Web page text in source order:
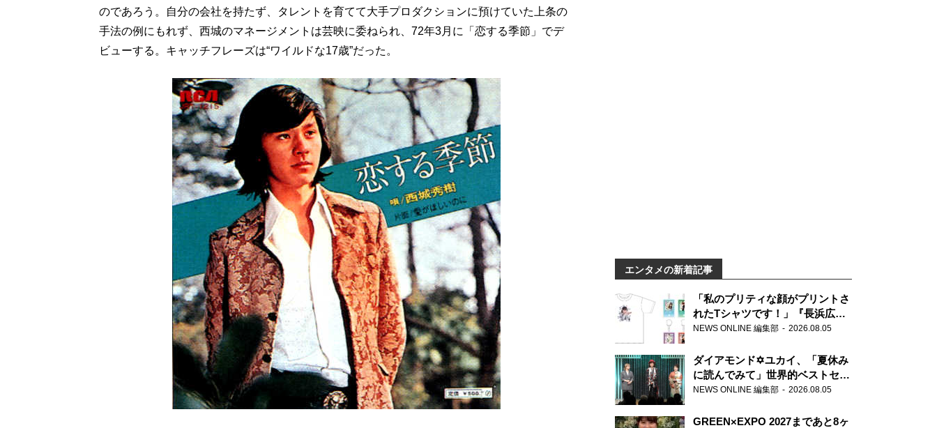
のであろう。自分の会社を持たず、タレントを育てて大手プロダクションに預けていた上条の
手法の例にもれず、西城のマネージメントは芸映に委ねられ、72年3月に「恋する季節」でデ
ビューする。キャッチフレーズは“ワイルドな17歳”だった。
エンタメの新着記事
「私のプリティな顔がプリントさ
れたTシャツです！」『長浜広奈
天下無双』初の番組グッズ発売
NEWS ONLINE 編集部 2026.08.05
ダイアモンド✡ユカイ、「夏休み
に読んでみて」世界的ベストセラ
ー『アナスタシア』を紹介
NEWS ONLINE 編集部 2026.08.05
GREEN×EXPO 2027まであと8ヶ